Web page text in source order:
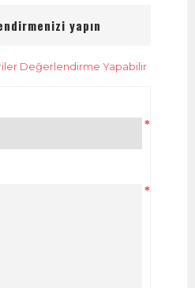
yapın
Değerlendirme Yapabilir
*
*